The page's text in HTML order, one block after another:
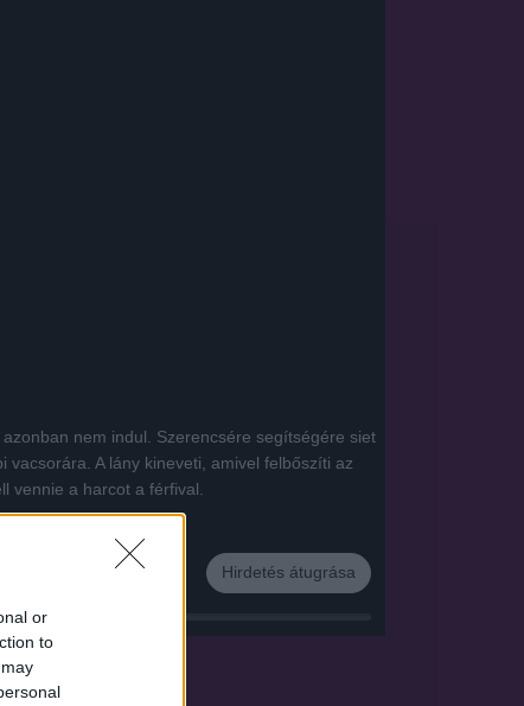
or
to
Hirdetés átugrása
nem indul. Szerencsére segítségére siet
A lány kineveti, amivel felbőszíti az
vennie a harcot a férfival.